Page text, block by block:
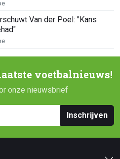
Van der Poel: "Kans
voetbalnieuws!
onze nieuwsbrief
Inschrijven